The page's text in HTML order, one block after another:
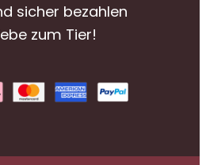
sicher bezahlen
zum Tier!